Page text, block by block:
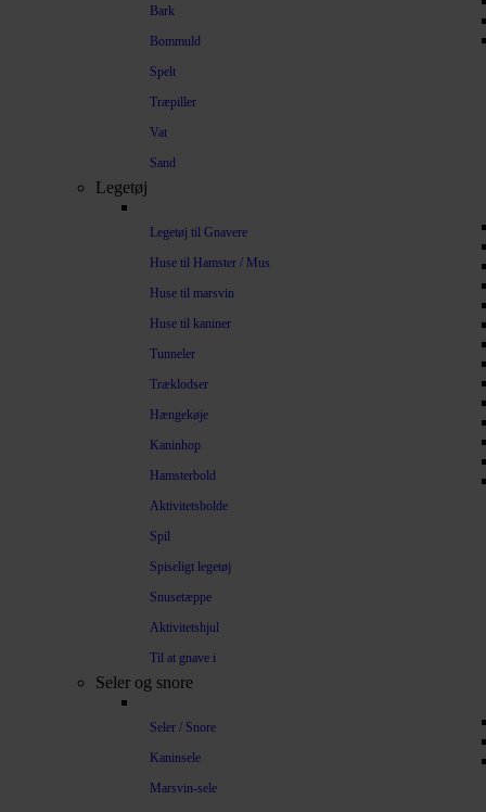
Bark
Bommuld
Spelt
Træpiller
Vat
Sand
Legetøj
Legetøj til Gnavere
Huse til Hamster / Mus
Huse til marsvin
Huse til kaniner
Tunneler
Træklodser
Hængekøje
Kaninhop
Hamsterbold
Aktivitetsbolde
Spil
Spiseligt legetøj
Snusetæppe
Aktivitetshjul
Til at gnave i
Seler og snore
Seler / Snore
Kaninsele
Marsvin-sele